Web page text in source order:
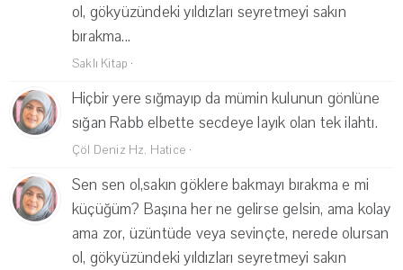
ol, gökyüzündeki yıldızları seyretmeyi sakın
bırakma...
Saklı Kitap ·
Hiçbir yere sığmayıp da mümin kulunun gönlüne
sığan Rabb elbette secdeye layık olan tek ilahtı.
Çöl Deniz Hz. Hatice ·
Sen sen ol,sakın göklere bakmayı bırakma e mi
küçüğüm? Başına her ne gelirse gelsin, ama kolay
ama zor, üzüntüde veya sevinçte, nerede olursan
ol, gökyüzündeki yıldızları seyretmeyi sakın